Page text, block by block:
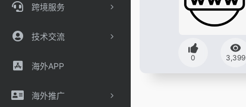
跨境服务
技术交流
海外APP
海外推广
0 3,399